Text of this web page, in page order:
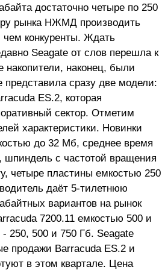
достаточно четыре по 250
рынка НЖМД производить
конкуренты. Ждать
Seagate от слов перешла к
накопители, наконец, были
представила сразу две модели:
ES.2, которая
сектор. Отметим
характеристики. Новинки
до 32 Мб, среднее время
шпиндель с частотой вращения
четыре пластины емкостью 250
даёт 5-тилетнюю
вариантов на рынок
7200.11 емкостью 500 и
250, 500 и 750 Гб. Seagate
продажи Barracuda ES.2 и
в этом квартале. Цена